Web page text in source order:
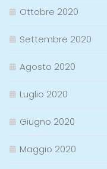
Ottobre 2020
Settembre 2020
Agosto 2020
Luglio 2020
Giugno 2020
Maggio 2020